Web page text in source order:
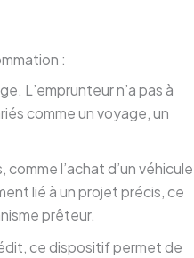
:
L’emprunteur n’a pas à
comme un voyage, un
l’achat d’un véhicule
lié à un projet précis, ce
prêteur.
ce dispositif permet de